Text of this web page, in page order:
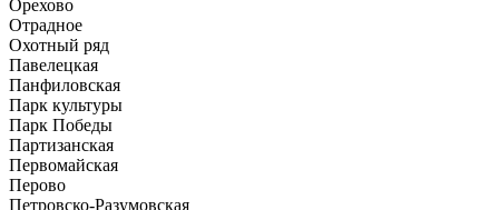
Орехово
Отрадное
Охотный ряд
Павелецкая
Панфиловская
Парк культуры
Парк Победы
Партизанская
Первомайская
Перово
Петровско-Разумовская